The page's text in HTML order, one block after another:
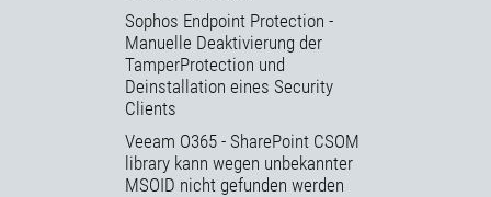
Sophos Endpoint Protection -
Manuelle Deaktivierung der
TamperProtection und
Deinstallation eines Security
Clients
Veeam O365 - SharePoint CSOM
library kann wegen unbekannter
MSOID nicht gefunden werden